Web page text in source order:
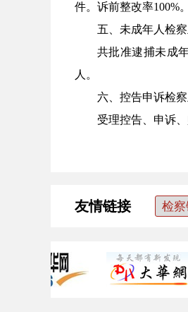
件。诉前整改率100%
五、未成年人检
共批准逮捕未成
人。
六、控告申诉检
受理控告、申诉
友情链接